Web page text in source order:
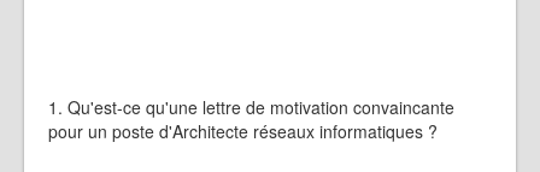
1. Qu'est-ce qu'une lettre de motivation convaincante
pour un poste d'Architecte réseaux informatiques ?